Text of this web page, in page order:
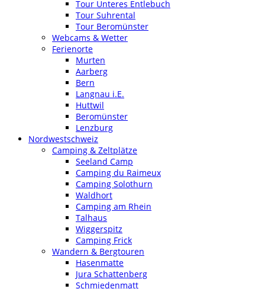
Tour Unteres Entlebuch
Tour Suhrental
Tour Beromünster
Webcams & Wetter
Ferienorte
Murten
Aarberg
Bern
Langnau i.E.
Huttwil
Beromünster
Lenzburg
Nordwestschweiz
Camping & Zeltplätze
Seeland Camp
Camping du Raimeux
Camping Solothurn
Waldhort
Camping am Rhein
Talhaus
Wiggerspitz
Camping Frick
Wandern & Bergtouren
Hasenmatte
Jura Schattenberg
Schmiedenmatt